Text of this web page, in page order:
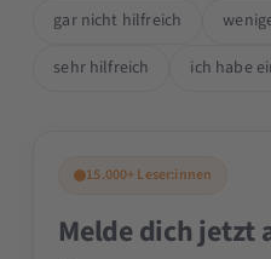
gar nicht hilfreich
sehr hilfreich
ich habe
15.000+ Leser:innen
Melde dich jetzt